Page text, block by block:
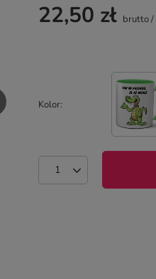
Kolor
22,50 zł brutto/